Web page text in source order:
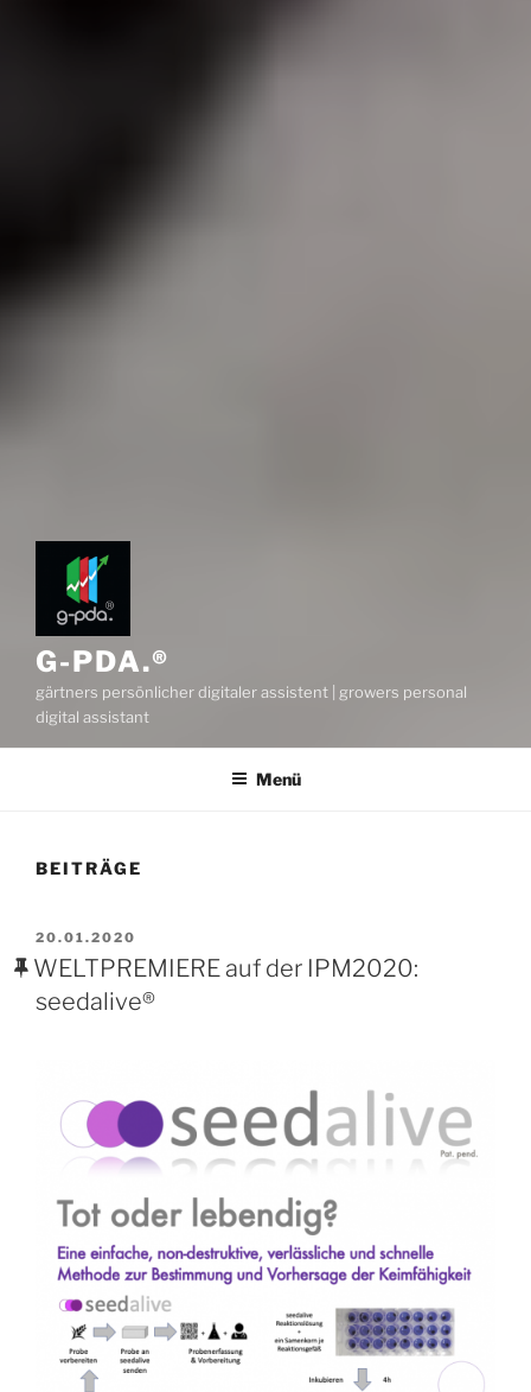
G-PDA.®
gärtners persönlicher digitaler assistent | growers personal
digital assistant
Menü
BEITRÄGE
VERÖFFENTLICHT
AM
20.01.2020
WELTPREMIERE auf der IPM2020:
seedalive®